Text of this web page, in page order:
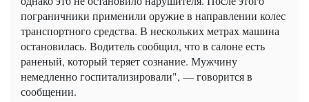
пограничники применили оружие в направлении колес
транспортного средства. В нескольких метрах машина
остановилась. Водитель сообщил, что в салоне есть
раненый, который теряет сознание. Мужчину
немедленно госпитализировали", — говорится в
сообщении.